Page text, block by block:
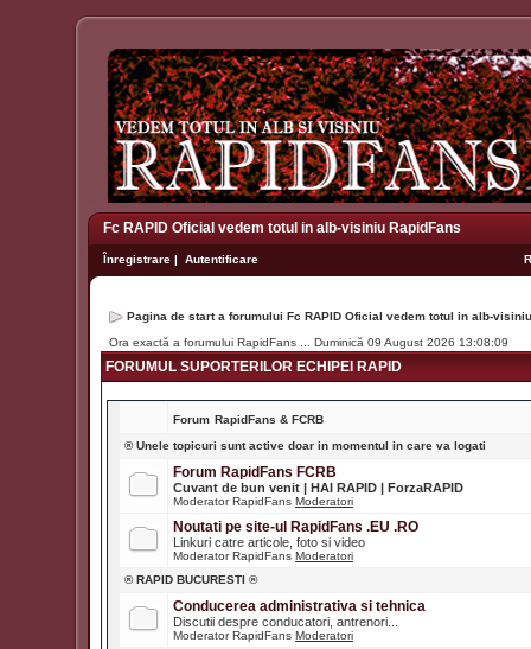
Fc RAPID Oficial vedem totul in alb-visiniu RapidFans
Înregistrare | Autentificare
Pagina de start a forumului Fc RAPID Oficial vedem totul in alb-
Ora exactă a forumului RapidFans ... Duminică 09 August 2026 13:08:09
FORUMUL SUPORTERILOR ECHIPEI RAPID
Forum RapidFans & FCRB
® Unele topicuri sunt active doar in momentul in care va logati
Forum RapidFans FCRB
Cuvant de bun venit | HAI RAPID | ForzaRAPID
Moderator RapidFans Moderatori
Noutati pe site-ul RapidFans .EU .RO
Linkuri catre articole, foto si video
Moderator RapidFans Moderatori
® RAPID BUCURESTI ®
Conducerea administrativa si tehnica
Discutii despre conducatori, antrenori...
Moderator RapidFans Moderatori